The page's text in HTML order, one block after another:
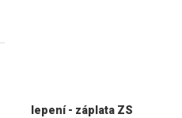
lepení - záplata ZS